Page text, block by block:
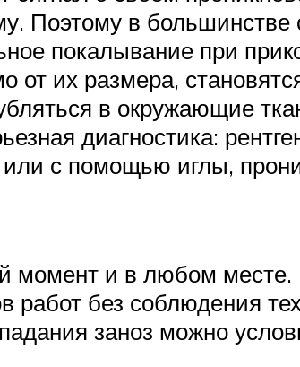
Поэтому в
покалывание при
от их размера,
в окружающие
диагностика:
с помощью иглы,
момент и в любом
без соблюдения
заноз можно